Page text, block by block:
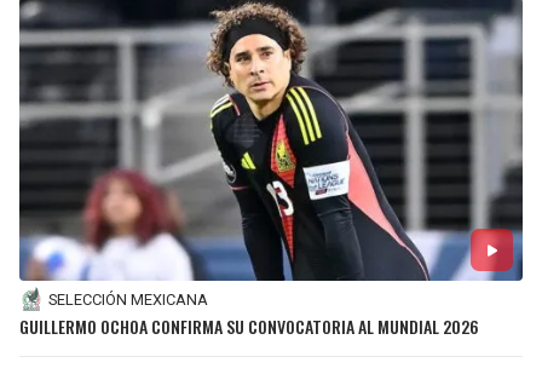
SELECCIÓN MEXICANA
GUILLERMO OCHOA CONFIRMA SU CONVOCATORIA AL MUNDIAL 2026